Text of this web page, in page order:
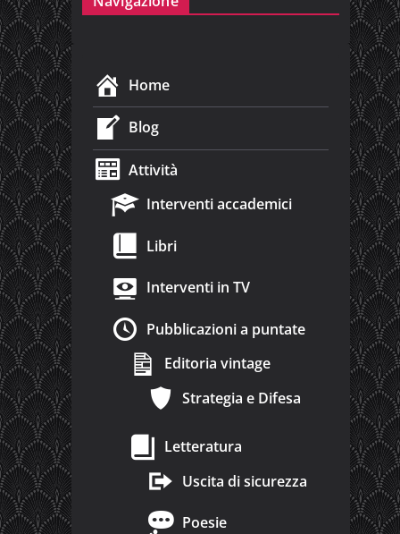
Home
Blog
Attività
Interventi accademici
Libri
Interventi in TV
Pubblicazioni a puntate
Editoria vintage
Strategia e Difesa
Letteratura
Uscita di sicurezza
Poesie